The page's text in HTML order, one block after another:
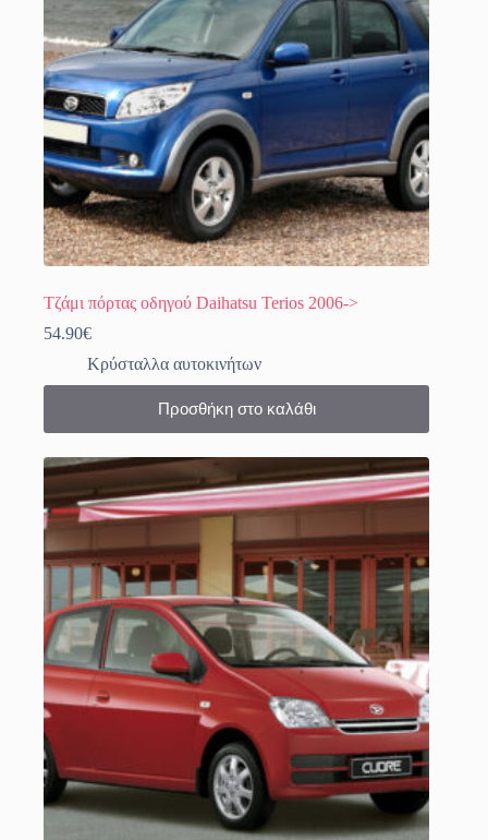
επιλεγούν
στη
σελίδα
του
προϊόντος
Τζάμι πόρτας οδηγού Daihatsu Terios 2006->
54.90€
Κρύσταλλα αυτοκινήτων
Προσθήκη στο καλάθι